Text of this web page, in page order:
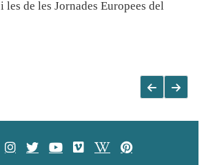
i les de les Jornades Europees del